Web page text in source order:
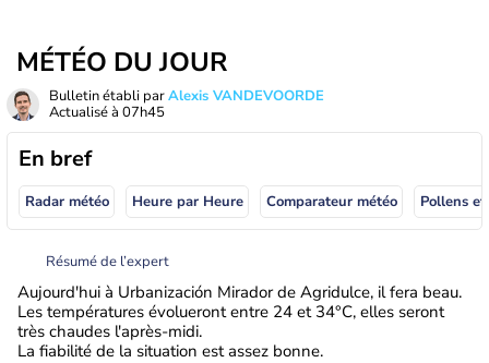
MÉTÉO DU JOUR
Bulletin établi parAlexis VANDEVOORDE
Actualisé à 07h45
En bref
Radar météo Heure par Heure Comparateur météo Pollens
Résumé de l’expert
Aujourd'hui à Urbanización Mirador de Agridulce, il fera beau.
Les températures évolueront entre 24 et 34°C, elles seront
très chaudes l'après-midi.
La fiabilité de la situation est assez bonne.